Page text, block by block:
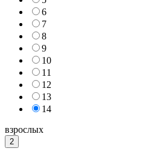
6
7
8
9
10
11
12
13
14
взрослых
2